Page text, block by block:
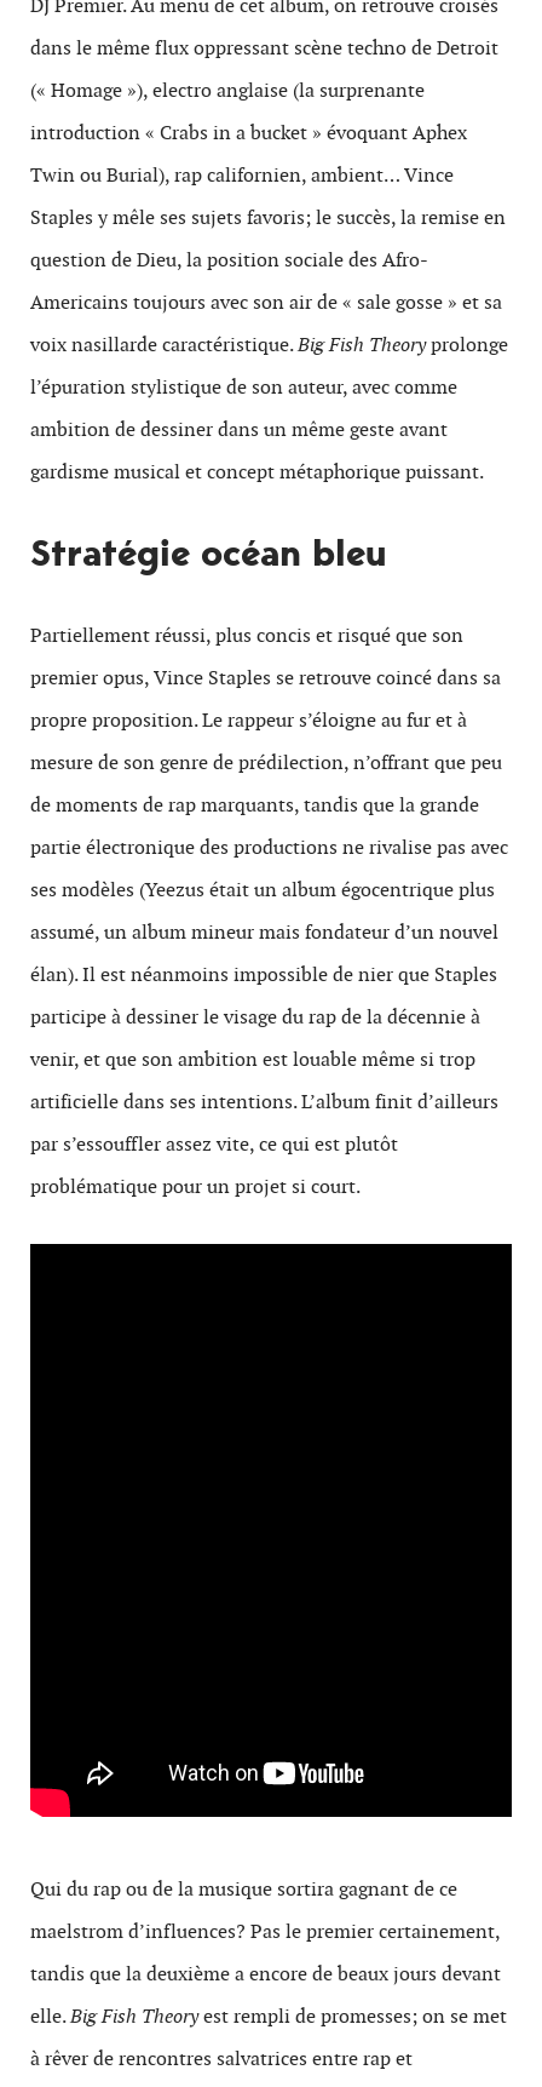
DJ Premier. Au menu de cet album, on retrouve croisés
dans le même flux oppressant scène techno de Detroit
(« Homage »), electro anglaise (la surprenante
introduction « Crabs in a bucket » évoquant Aphex
Twin ou Burial), rap californien, ambient… Vince
Staples y mêle ses sujets favoris; le succès, la remise en
question de Dieu, la position sociale des Afro-
Americains toujours avec son air de « sale gosse » et sa
voix nasillarde caractéristique.Big Fish Theoryprolonge
l’épuration stylistique de son auteur, avec comme
ambition de dessiner dans un même geste avant
gardisme musical et concept métaphorique puissant.
Stratégie océan bleu
Partiellement réussi, plus concis et risqué que son
premier opus, Vince Staples se retrouve coincé dans sa
propre proposition. Le rappeur s’éloigne au fur et à
mesure de son genre de prédilection, n’offrant que peu
de moments de rap marquants, tandis que la grande
partie électronique des productions ne rivalise pas avec
ses modèles (Yeezus était un album égocentrique plus
assumé, un album mineur mais fondateur d’un nouvel
élan). Il est néanmoins impossible de nier que Staples
participe à dessiner le visage du rap de la décennie à
venir, et que son ambition est louable même si trop
artificielle dans ses intentions. L’album finit d’ailleurs
par s’essouffler assez vite, ce qui est plutôt
problématique pour un projet si court.
Qui du rap ou de la musique sortira gagnant de ce
maelstrom d’influences? Pas le premier certainement,
tandis que la deuxième a encore de beaux jours devant
elle.Big Fish Theoryest rempli de promesses; on se met
à rêver de rencontres salvatrices entre rap et